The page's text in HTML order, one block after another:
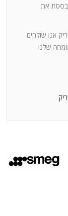
את
אנו שולחים
שלנו